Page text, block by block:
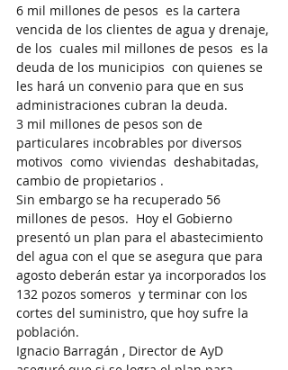
6 mil millones de pesos  es la cartera
vencida de los clientes de agua y drenaje,
de los  cuales mil millones de pesos  es la
deuda de los municipios  con quienes se
les hará un convenio para que en sus
administraciones cubran la deuda.
3 mil millones de pesos son de
particulares incobrables por diversos
motivos  como  viviendas  deshabitadas,
cambio de propietarios .
Sin embargo se ha recuperado 56
millones de pesos.  Hoy el Gobierno
presentó un plan para el abastecimiento
del agua con el que se asegura que para
agosto deberán estar ya incorporados los
132 pozos someros  y terminar con los
cortes del suministro, que hoy sufre la
población.
Ignacio Barragán , Director de AyD